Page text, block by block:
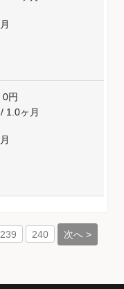
0円
/ 1.0ヶ月
239 240 次へ >